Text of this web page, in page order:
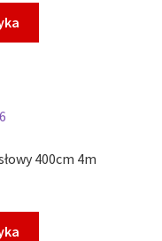
400cm 4m